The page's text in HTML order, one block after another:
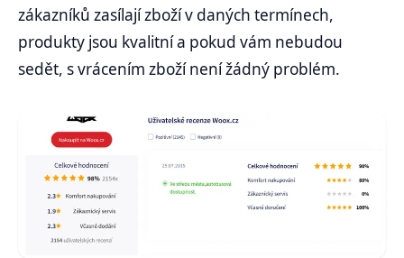
zákazníků zasílají zboží v daných termínech,
produkty jsou kvalitní a pokud vám nebudou
sedět, s vrácením zboží není žádný problém.